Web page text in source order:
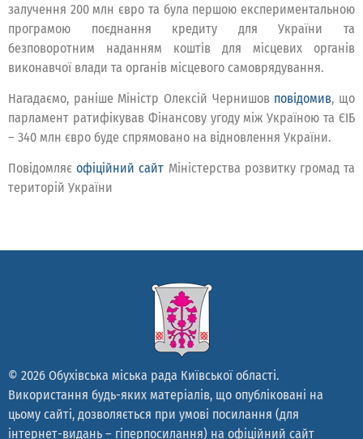
залучення 200 млн євро та була першою експериментальною
програмою поєднання кредиту для України та
безповоротним наданням коштів для місцевих органів
виконавчої влади та органів місцевого самоврядування.
Нагадаємо, раніше Міністр Олексій Чернишов повідомив, що
парламент ратифікував Фінансову угоду між Україною та ЄІБ
– 340 млн євро буде спрямовано на відновлення України.
Повідомляєофіційний сайт Міністерства розвитку громад та
територій України
© 2026 Обухівська міська рада Київської області.
Використання будь-яких матеріалів, що опубліковані на
цьому сайті, дозволяється при умові посилання (для
інтернет-видань – гіперпосилання) на офіційний сайт